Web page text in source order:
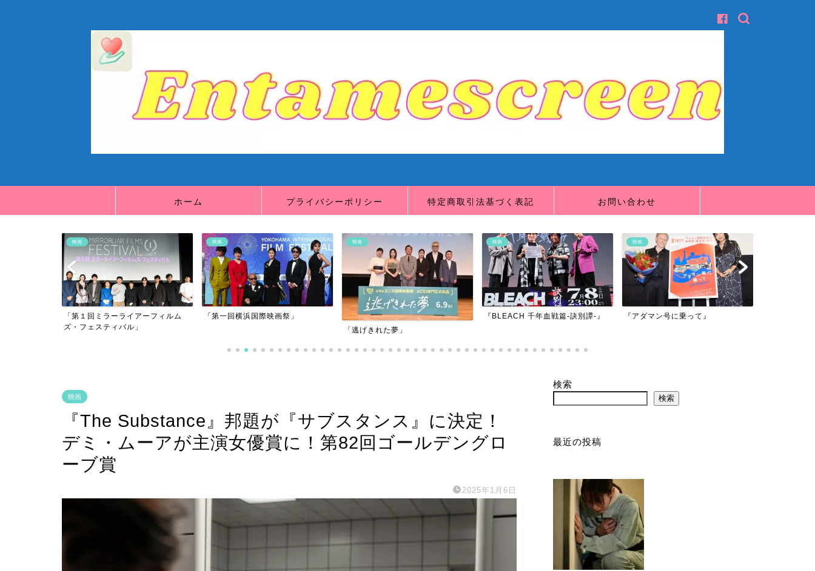
ホーム プライバシーポリシー 特定商取引法基づく表記 お問い合わせ
映画
「第一回横浜国際映画祭」
映画 映画
『BLEACH 千年血戦篇-訣別譚-』
映画
『アダマン号に乗って』
映画
『バイオハザード：デスアイラン
映画
『The Substance』邦題が『サブスタンス』に決定！
デミ・ムーアが主演女優賞に！第82回ゴールデングロ
ーブ賞
2025年1月6日
検索
検索
最近の投稿